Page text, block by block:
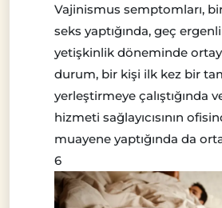
Vajinismus semptomları,
seks yaptığında, geç
yetişkinlik döneminde
durum, bir kişi ilk kez bir
yerleştirmeye çalıştığında
hizmeti sağlayıcısının
muayene yaptığında da
6